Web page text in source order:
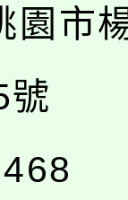
園市
號